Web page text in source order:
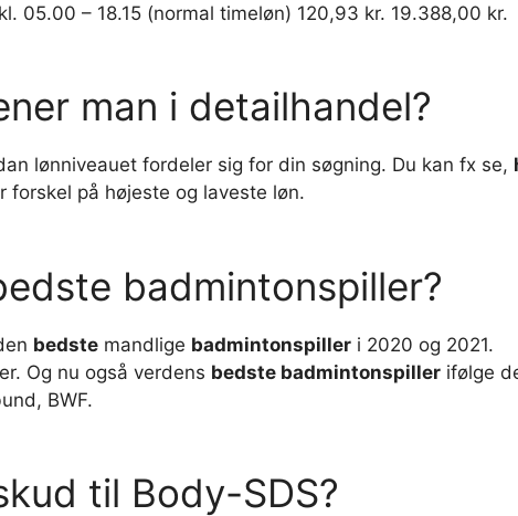
05.00 – 18.15 (normal timeløn) 120,93 kr. 19.388,00 kr.
man i detailhandel?
lønniveauet fordeler sig for din søgning. Du kan fx se,
forskel på højeste og laveste løn.
badmintonspiller?
bedste mandlige badmintonspiller i 2020 og 2021.
Og nu også verdens bedste badmintonspiller ifølge
BWF.
til Body-SDS?